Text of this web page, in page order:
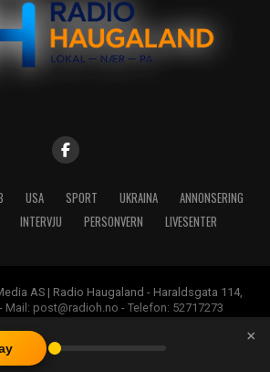
USA SPORT UKRAINA
ANNONSERING
INTERVJU PERSONVERN LIVESENTER
AS | Radio Haugaland - Haraldsgata 114,
Mail: post@radioh.no - Telefon: 52717273
×